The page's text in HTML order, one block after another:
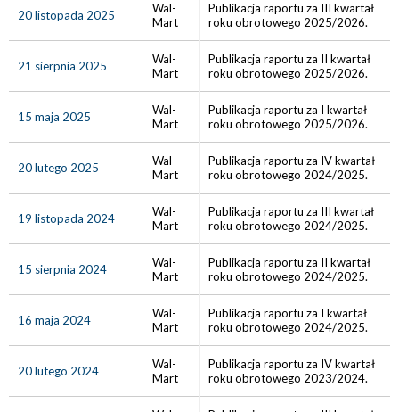
20 listopada 2025
Wal-
Mart
Publikacja raportu za III kwartał
roku obrotowego 2025/2026.
21 sierpnia 2025
Wal-
Mart
Publikacja raportu za II kwartał
roku obrotowego 2025/2026.
15 maja 2025
Wal-
Mart
Publikacja raportu za I kwartał
roku obrotowego 2025/2026.
20 lutego 2025
Wal-
Mart
Publikacja raportu za IV kwartał
roku obrotowego 2024/2025.
19 listopada 2024
Wal-
Mart
Publikacja raportu za III kwartał
roku obrotowego 2024/2025.
15 sierpnia 2024
Wal-
Mart
Publikacja raportu za II kwartał
roku obrotowego 2024/2025.
16 maja 2024
Wal-
Mart
Publikacja raportu za I kwartał
roku obrotowego 2024/2025.
20 lutego 2024
Wal-
Mart
Publikacja raportu za IV kwartał
roku obrotowego 2023/2024.